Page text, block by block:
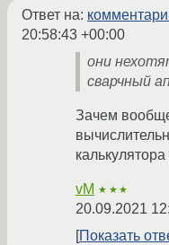
Ответ на:
20:58:43 +00:00
они
сварчный
Зачем
vM ★★★
20.09.2021
Показать